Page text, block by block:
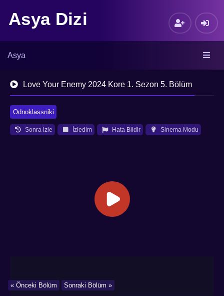
Asya Dizi
Asya
Love Your Enemy 2024 Kore 1. Sezon 5. Bölüm
Odnoklassniki
Sonra izle İzledim Hata Bildir Sinema Modu
Sonraki Bölüm »
« Önceki Bölüm